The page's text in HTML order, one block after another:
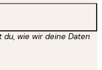
wie wir deine Daten